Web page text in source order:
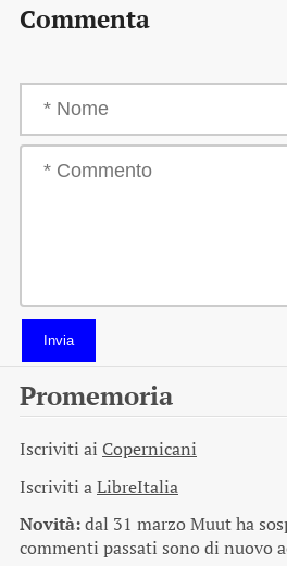
Commenta
Invia
Promemoria
Iscriviti ai Copernicani
Iscriviti aLibreItalia
Novità:dal 31 marzo Muut ha
commenti passati sono di nuovo